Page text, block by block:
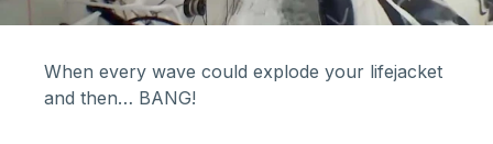
When every wave could explode your lifejacket
and then… BANG!